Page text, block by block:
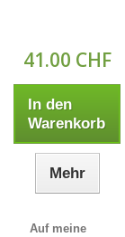
41.00 CHF
In den
Warenkorb
Mehr
Auf meine